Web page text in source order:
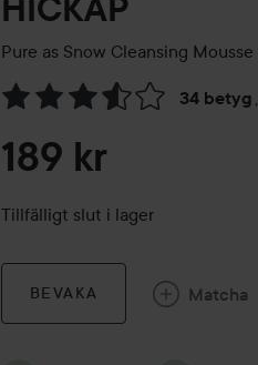
HICKAP
Pure as Snow Cleansing Mousse
34 betyg ,
Hoppa till Betyg & kommentarer
189 kr
Tillfälligt slut i lager
BEVAKA Matcha